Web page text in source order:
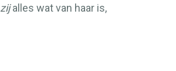
zijalles wat van haar is,